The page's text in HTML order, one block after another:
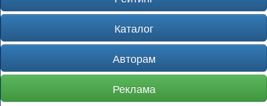
Каталог
Авторам
Реклама